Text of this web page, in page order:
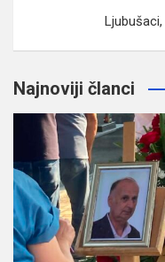
Najnoviji članci